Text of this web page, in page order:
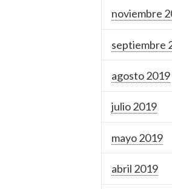
noviembre
septiembre
agosto 2019
julio 2019
mayo 2019
abril 2019